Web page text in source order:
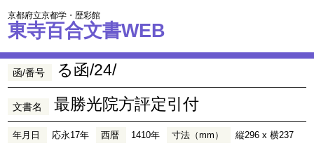
京都府立京都学・歴彩館
東寺百合文書WEB
函/番号 る函/24/
文書名 最勝光院方評定引付
年月日 応永17年 西暦 1410年 寸法（mm） 縦296 x 横237